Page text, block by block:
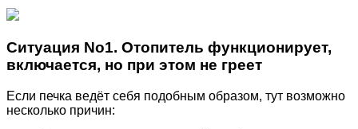
Ситуация No1. Отопитель функционирует,
включается, но при этом не греет
Если печка ведёт себя подобным образом, тут возможно
несколько причин: